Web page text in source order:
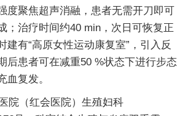
度聚焦超声消融，患者无需开刀即可
；治疗时间约40 min，次日可恢复正
建有“高原女性运动康复室”，引入反
后患者可在减重50 %状态下进行步态
血复发。
院（红会医院）生殖妇科